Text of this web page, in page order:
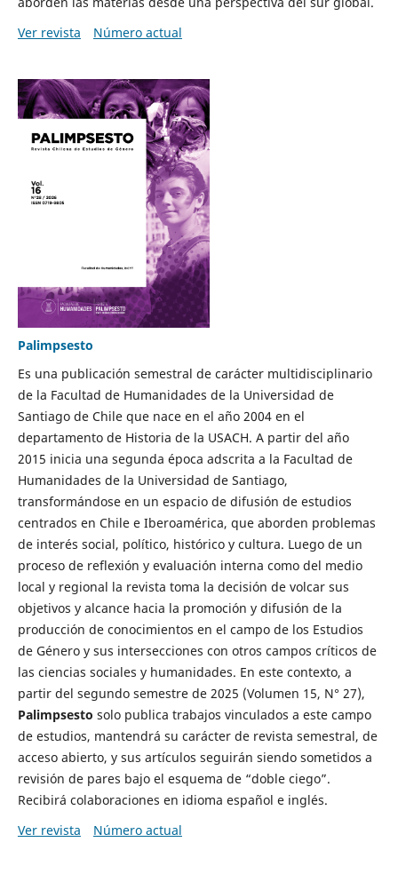
Ver revista
Número actual
Palimpsesto
Es una publicación semestral de carácter multidisciplinario
de la Facultad de Humanidades de la Universidad de
Santiago de Chile que nace en el año 2004 en el
departamento de Historia de la USACH. A partir del año
2015 inicia una segunda época adscrita a la Facultad de
Humanidades de la Universidad de Santiago,
transformándose en un espacio de difusión de estudios
centrados en Chile e Iberoamérica, que aborden problemas
de interés social, político, histórico y cultura. Luego de un
proceso de reflexión y evaluación interna como del medio
local y regional la revista toma la decisión de volcar sus
objetivos y alcance hacia la promoción y difusión de la
producción de conocimientos en el campo de los Estudios
de Género y sus intersecciones con otros campos críticos de
las ciencias sociales y humanidades. En este contexto, a
partir del segundo semestre de 2025 (Volumen 15, N° 27),
Palimpsesto solo publica trabajos vinculados a este campo
de estudios, mantendrá su carácter de revista semestral, de
acceso abierto, y sus artículos seguirán siendo sometidos a
revisión de pares bajo el esquema de “doble ciego”.
Recibirá colaboraciones en idioma español e inglés.
Ver revista
Número actual